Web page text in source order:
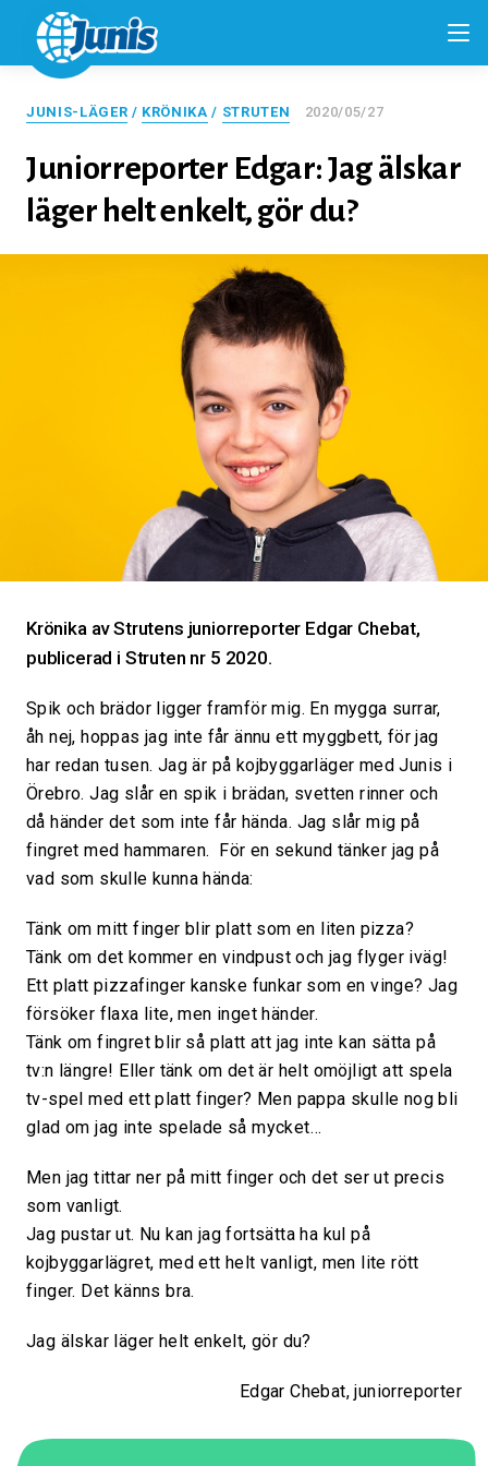
JUNIS-LÄGER / KRÖNIKA / STRUTEN 2020/05/27
Juniorreporter Edgar: Jag älskar
läger helt enkelt, gör du?
Krönika av Strutens juniorreporter Edgar Chebat,
publicerad i Struten nr 5 2020.
Spik och brädor ligger framför mig. En mygga surrar,
åh nej, hoppas jag inte får ännu ett myggbett, för jag
har redan tusen. Jag är på kojbyggarläger med Junis i
Örebro. Jag slår en spik i brädan, svetten rinner och
då händer det som inte får hända. Jag slår mig på
fingret med hammaren. För en sekund tänker jag på
vad som skulle kunna hända:
Tänk om mitt finger blir platt som en liten pizza?
Tänk om det kommer en vindpust och jag flyger iväg!
Ett platt pizzafinger kanske funkar som en vinge? Jag
försöker flaxa lite, men inget händer.
Tänk om fingret blir så platt att jag inte kan sätta på
tv:n längre! Eller tänk om det är helt omöjligt att spela
tv-spel med ett platt finger? Men pappa skulle nog bli
glad om jag inte spelade så mycket…
Men jag tittar ner på mitt finger och det ser ut precis
som vanligt.
Jag pustar ut. Nu kan jag fortsätta ha kul på
kojbyggarlägret, med ett helt vanligt, men lite rött
finger. Det känns bra.
Jag älskar läger helt enkelt, gör du?
Edgar Chebat, juniorreporter